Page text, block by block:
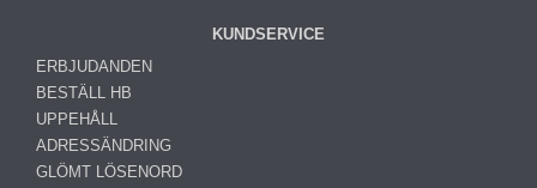
KUNDSERVICE
ERBJUDANDEN
BESTÄLL HB
UPPEHÅLL
ADRESSÄNDRING
GLÖMT LÖSENORD